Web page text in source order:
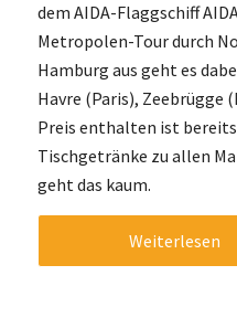
dem AIDA-Flaggschiff
Metropolen-Tour durch
Hamburg aus geht es
Havre (Paris), Zeebrügge
Preis enthalten ist
Tischgetränke zu allen
geht das kaum.
Weiterlesen